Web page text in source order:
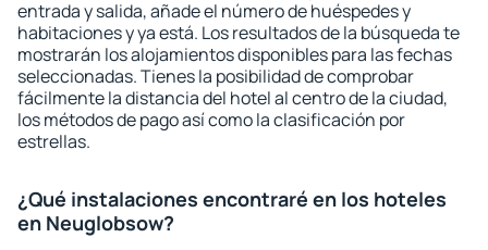
entrada y salida, añade el número de huéspedes y
habitaciones y ya está. Los resultados de la búsqueda te
mostrarán los alojamientos disponibles para las fechas
seleccionadas. Tienes la posibilidad de comprobar
fácilmente la distancia del hotel al centro de la ciudad,
los métodos de pago así como la clasificación por
estrellas.
¿Qué instalaciones encontraré en los hoteles
en Neuglobsow?